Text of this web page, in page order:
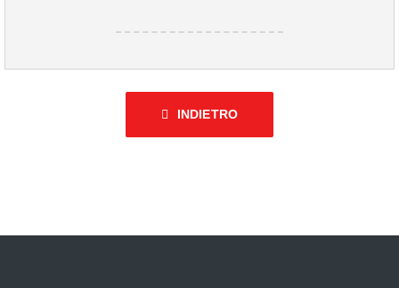
INDIETRO